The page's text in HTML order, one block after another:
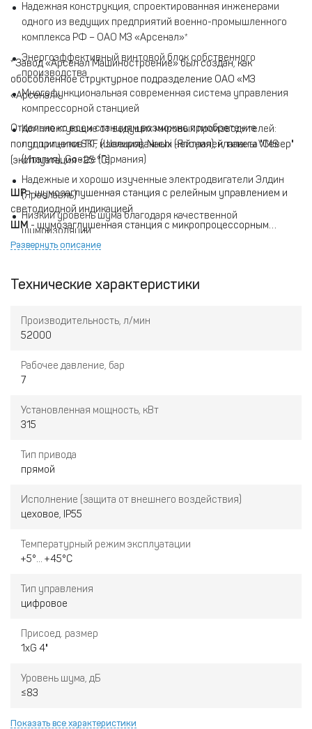
Надежная конструкция, спроектированная инженерами
одного из ведущих предприятий военно-промышленного
комплекса РФ – ОАО МЗ «Арсенал»*
Энергоэффективный винтовой блок собственного
производства
Многофункциональная современная система управления
компрессорной станцией
Комплектующие от ведущих мировых производителей:
подшипники SKF (Швеция), Nachi (Япония), клапаны VMS
(Италия), Goetze (Германия)
Надежные и хорошо изученные электродвигатели Элдин
(Ярославль)
Низкий уровень шума благодаря качественной
шумоизоляции
* Завод «Арсенал Машиностроение» был создан, как
обособленное структурное подразделение ОАО «МЗ
«Арсенал»
Отдельно ко всем станциям возможно приобретение
полупприцепов ПТ, изолированных нейтралей, пакета "Север"
(эксплуатация -25 °C)
ШР- шумозаглушенная станция с релейным управлением и
светодиодной индикацией
ШМ - шумозаглушенная станция с микропроцессорным
управлением и ЖК-дисплеем
Развернуть описание
Технические характеристики
Производительность, л/мин
52000
Рабочее давление, бар
7
Установленная мощность, кВт
315
Тип привода
прямой
Исполнение (защита от внешнего воздействия)
цеховое, IP55
Температурный режим эксплуатации
+5°... +45°С
Тип управления
цифровое
Присоед. размер
1хG 4"
Уровень шума, дБ
≤83
Показать все характеристики